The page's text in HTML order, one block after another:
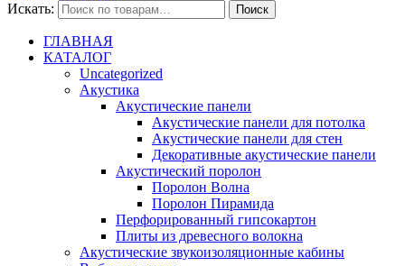
Искать:
Поиск
ГЛАВНАЯ
КАТАЛОГ
Uncategorized
Акустика
Акустические панели
Акустические панели для потолка
Акустические панели для стен
Декоративные акустические панели
Акустический поролон
Поролон Волна
Поролон Пирамида
Перфорированный гипсокартон
Плиты из древесного волокна
Акустические звукоизоляционные кабины